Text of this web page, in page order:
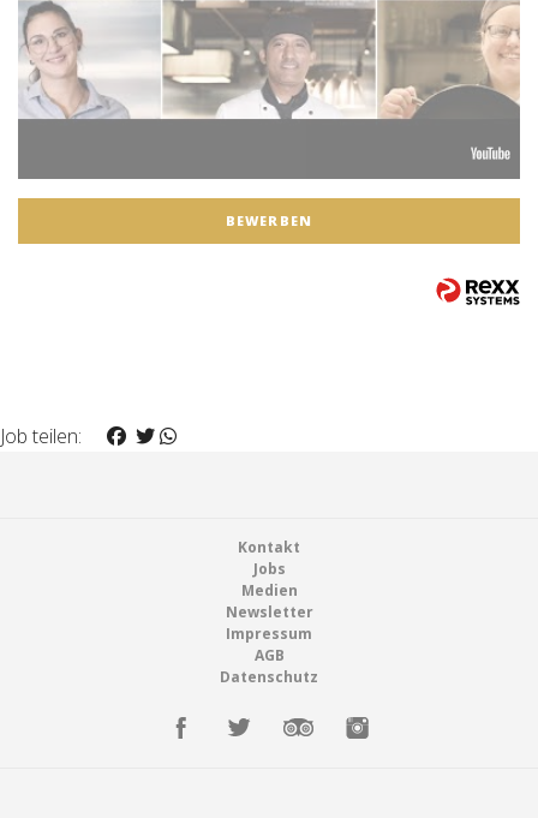
BEWERBEN
Job teilen:
Kontakt
Jobs
Medien
Newsletter
Impressum
AGB
Datenschutz